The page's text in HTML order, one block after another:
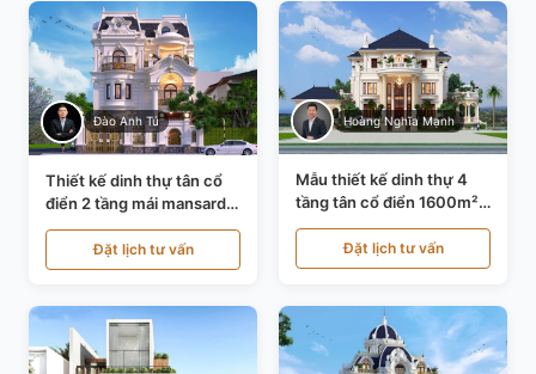
Đào Anh Tú
Thiết kế dinh thự tân cổ
điển 2 tầng mái mansard
tại Bắc Ninh KT20084
Đặt lịch tư vấn
Hoàng Nghĩa Mạnh
Mẫu thiết kế dinh thự 4
tầng tân cổ điển 1600m²
tại Thanh Hóa KT20071
Đặt lịch tư vấn